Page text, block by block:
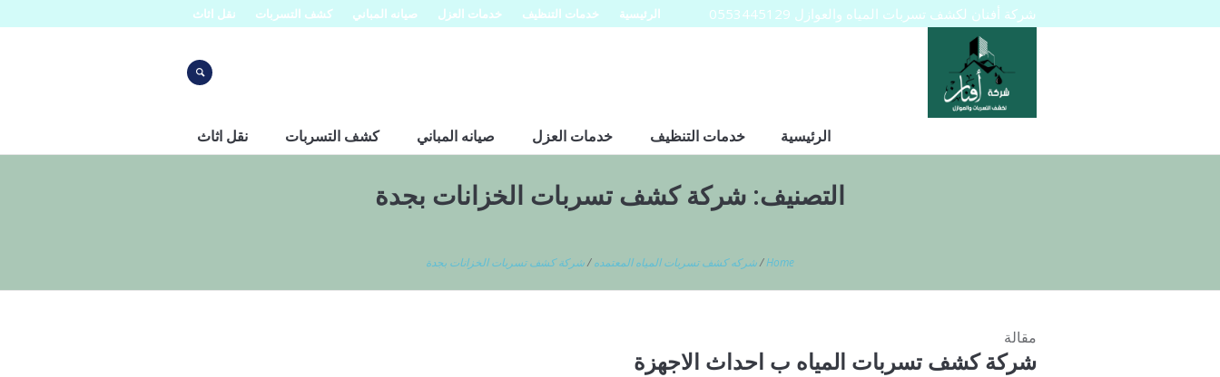
الرئيسية خدمات التنظيف خدمات العزل صيانه المباني كشف التسربات نقل اثاث شركة أفنان لكشف تسربات المياه والعوازل 0553445129
الرئيسية خدمات التنظيف خدمات العزل صيانه المباني كشف التسربات نقل اثاث
التصنيف: شركة كشف تسربات الخزانات بجدة
Home
/شركه كشف تسربات المياه المعتمده /شركة كشف تسربات الخزانات بجدة
مقالة
شركة كشف تسربات المياه ب احداث الاجهزة